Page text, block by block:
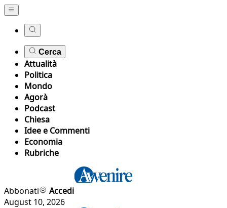
Cerca
Attualità
Politica
Mondo
Agorà
Podcast
Chiesa
Idee e Commenti
Economia
Rubriche
Abbonati
Accedi
August 10, 2026